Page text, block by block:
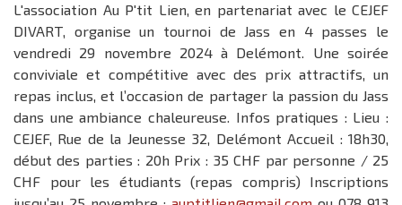
L'association Au P'tit Lien, en partenariat avec le CEJEF
DIVART, organise un tournoi de Jass en 4 passes le
vendredi 29 novembre 2024 à Delémont. Une soirée
conviviale et compétitive avec des prix attractifs, un
repas inclus, et l’occasion de partager la passion du Jass
dans une ambiance chaleureuse. Infos pratiques : Lieu :
CEJEF, Rue de la Jeunesse 32, Delémont Accueil : 18h30,
début des parties : 20h Prix : 35 CHF par personne / 25
CHF pour les étudiants (repas compris) Inscriptions